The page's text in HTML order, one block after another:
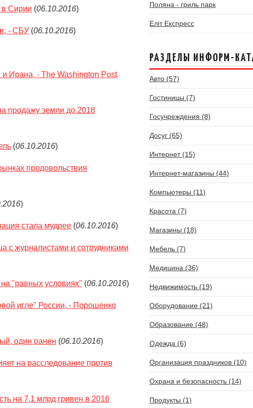
в Сирии (06.10.2016)
- СБУ (06.10.2016)
Ирана, - The Washington Post
продажу земли до 2018
(06.10.2016)
продовольствия
)
стала мудрее (06.10.2016)
с журналистами и сотрудниками
"равных условиях" (06.10.2016)
игле" России, - Порошенко
один ранен (06.10.2016)
на расследование против
на 7,1 млрд гривен в 2016
Поляна - гриль парк
Еліт Експресс
РАЗДЕЛЫ ИНФОРМ-
Авто (57)
Гостиницы (7)
Госучреждения (8)
Досуг (65)
Интернет (15)
Интернет-магазины (44)
Компьютеры (11)
Красота (7)
Магазины (18)
Мебель (7)
Медицина (36)
Недвижимость (19)
Оборудование (21)
Образование (48)
Одежда (6)
Организация праздников (10)
Охрана и безопасность (14)
Продукты (1)